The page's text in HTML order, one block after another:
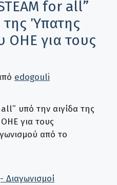
for all”
της Ύπατης
ΟΗΕ για τους
edogouli
υπό την αιγίδα της
για τους
από το
Διαγωνισμοί